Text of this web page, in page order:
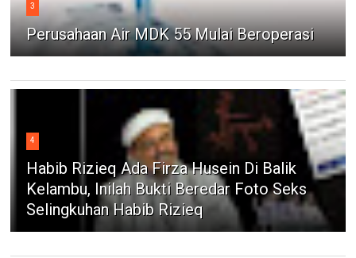
3
Perusahaan Air MDK 55 Mulai Beroperasi
4
Habib Rizieq Ada Firza Husein Di Balik
Kelambu, Inilah Bukti Beredar Foto Seks
Selingkuhan Habib Rizieq